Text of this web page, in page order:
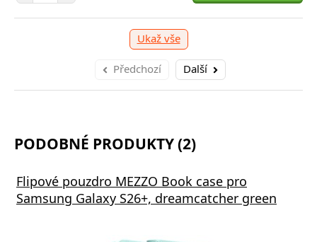
Ukaž vše
Předchozí Další
PODOBNÉ PRODUKTY (2)
Flipové pouzdro MEZZO Book case pro
Samsung Galaxy S26+, dreamcatcher green